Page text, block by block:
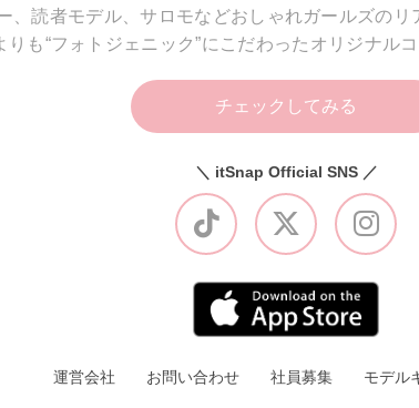
、読者モデル、サロモなどおしゃれガールズのリ
りも“フォトジェニック”にこだわったオリジナル
チェックしてみる
＼ itSnap Official SNS ／
運営会社 お問い合わせ 社員募集 モデル